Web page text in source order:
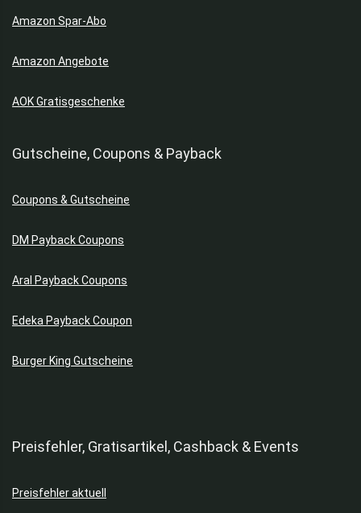
Amazon Spar-Abo
Amazon Angebote
AOK Gratisgeschenke
Gutscheine, Coupons & Payback
Coupons & Gutscheine
DM Payback Coupons
Aral Payback Coupons
Edeka Payback Coupon
Burger King Gutscheine
Preisfehler, Gratisartikel, Cashback & Events
Preisfehler aktuell